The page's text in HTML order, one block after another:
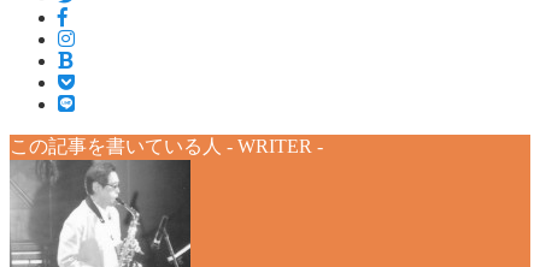
この記事を書いている人 - WRITER -